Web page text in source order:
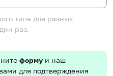
типа для разных
раз.
форму и наш
для подтверждения